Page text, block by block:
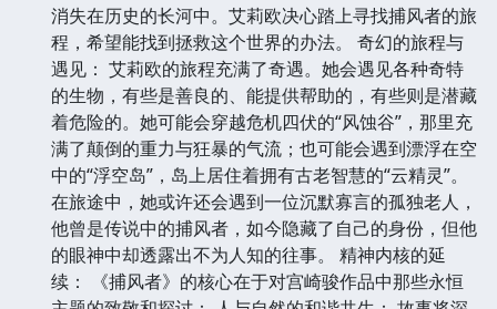
消失在历史的长河中。艾莉欧决心踏上寻找捕风者的旅
程，希望能找到拯救这个世界的办法。 奇幻的旅程与
遇见： 艾莉欧的旅程充满了奇遇。她会遇见各种奇特
的生物，有些是善良的、能提供帮助的，有些则是潜藏
着危险的。她可能会穿越危机四伏的“风蚀谷”，那里充
满了颠倒的重力与狂暴的气流；也可能会遇到漂浮在空
中的“浮空岛”，岛上居住着拥有古老智慧的“云精灵”。
在旅途中，她或许还会遇到一位沉默寡言的孤独老人，
他曾是传说中的捕风者，如今隐藏了自己的身份，但他
的眼神中却透露出不为人知的往事。 精神内核的延
续： 《捕风者》的核心在于对宫崎骏作品中那些永恒